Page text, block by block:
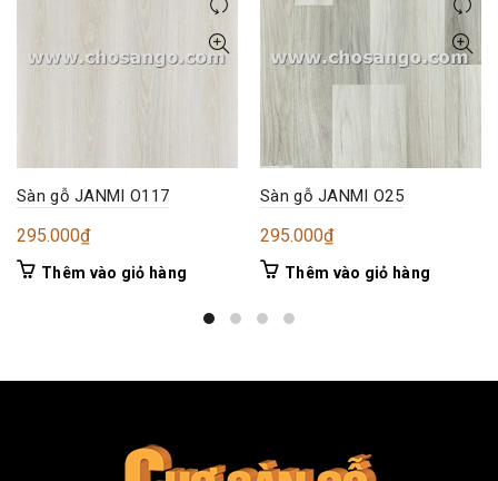
Sàn gỗ JANMI O117
295.000₫
Thêm vào giỏ hàng
Sàn gỗ JANMI O25
295.000₫
Thêm vào giỏ hàng